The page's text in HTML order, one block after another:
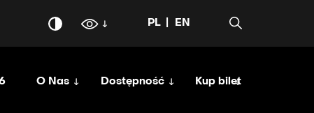
PL EN
O Nas Dostępność Kup bilet